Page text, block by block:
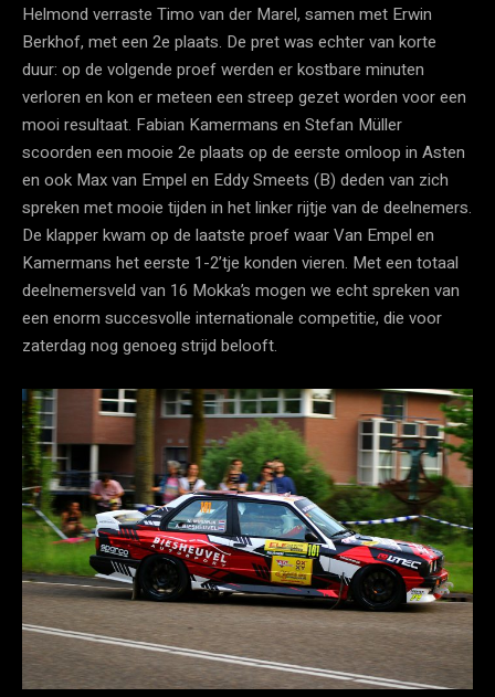
Helmond verraste Timo van der Marel, samen met Erwin
Berkhof, met een 2e plaats. De pret was echter van korte
duur: op de volgende proef werden er kostbare minuten
verloren en kon er meteen een streep gezet worden voor een
mooi resultaat. Fabian Kamermans en Stefan Müller
scoorden een mooie 2e plaats op de eerste omloop in Asten
en ook Max van Empel en Eddy Smeets (B) deden van zich
spreken met mooie tijden in het linker rijtje van de deelnemers.
De klapper kwam op de laatste proef waar Van Empel en
Kamermans het eerste 1-2’tje konden vieren. Met een totaal
deelnemersveld van 16 Mokka’s mogen we echt spreken van
een enorm succesvolle internationale competitie, die voor
zaterdag nog genoeg strijd belooft.